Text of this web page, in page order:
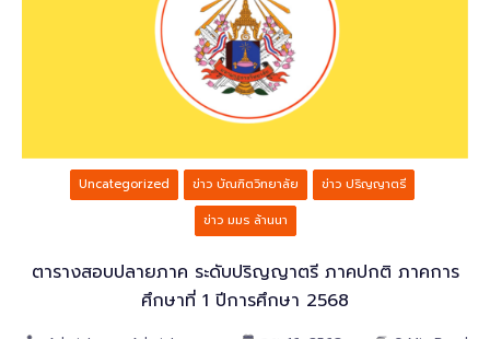
Uncategorized ข่าว บัณฑิตวิทยาลัย
ข่าว ปริญญาตรี
ข่าว มมร ล้านนา
ตารางสอบปลายภาค ระดับปริญญาตรี ภาคปกติ ภาคการ
ศึกษาที่ 1 ปีการศึกษา 2568